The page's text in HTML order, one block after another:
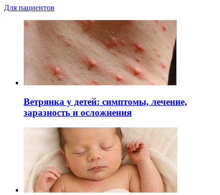
Для пациентов
Ветрянка у детей: симптомы, лечение,
заразность и осложнения